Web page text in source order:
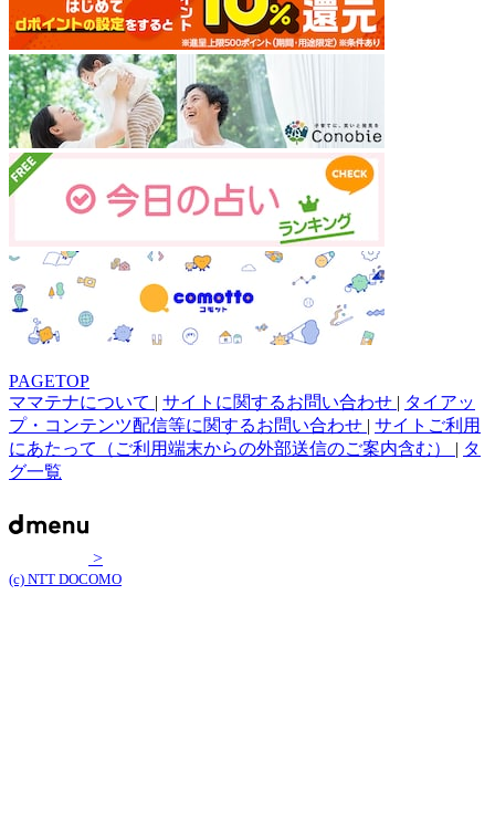
PAGETOP
ママテナについて | サイトに関するお問い合わせ | タイアッ
プ・コンテンツ配信等に関するお問い合わせ | サイトご利用
にあたって（ご利用端末からの外部送信のご案内含む） | タ
グ一覧
>
(c) NTT DOCOMO